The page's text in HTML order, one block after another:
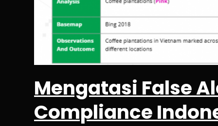
Mengatasi False
Compliance